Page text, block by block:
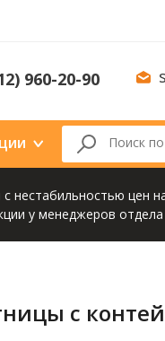
960-20-90
нестабильностью цен
у менеджеров
с